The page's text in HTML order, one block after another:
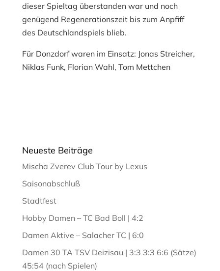
dieser Spieltag überstanden war und noch
genügend Regenerationszeit bis zum Anpfiff
des Deutschlandspiels blieb.
Für Donzdorf waren im Einsatz: Jonas Streicher,
Niklas Funk, Florian Wahl, Tom Mettchen
Neueste Beiträge
Mischa Zverev Club Tour by Lexus
Saisonabschluß
Stadtfest
Hobby Damen – TC Bad Boll | 4:2
Damen Aktive – Salacher TC | 6:0
Damen 30 TA TSV Deizisau | 3:3 3:3 6:6 (Sätze)
45:54 (nach Spielen)